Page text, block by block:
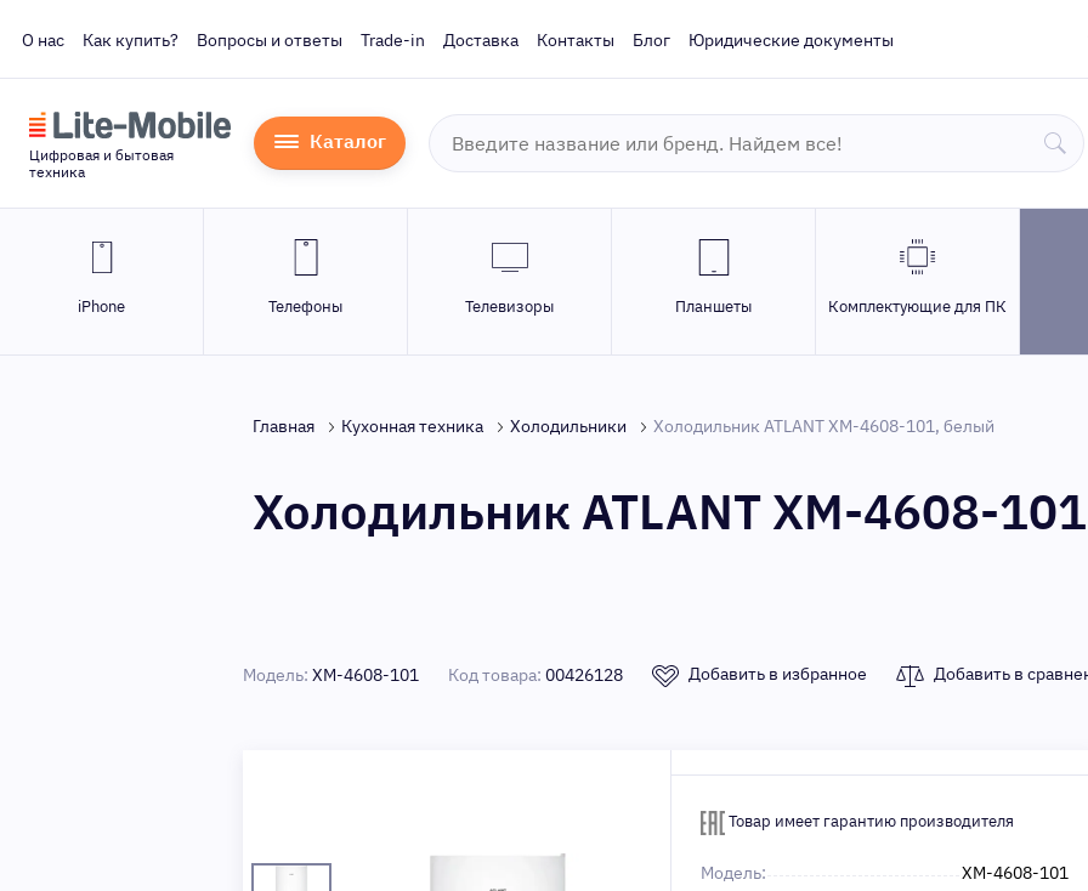
О нас Как купить? Вопросы и ответы Trade-in Доставка Контакты Блог Юридические документы
Цифровая и бытовая
техника
Каталог
iPhone Телефоны Телевизоры Планшеты Комплектующие для ПК
Главная Кухонная техника Холодильники Холодильник ATLANT ХМ-4608-101, белый
Холодильник ATLANT ХМ-4608-
Модель: ХМ-4608-101 Код товара: 00426128 Добавить в избранное Добавить в
Товар имеет гарантию производителя
Модель: ХМ-4608-101